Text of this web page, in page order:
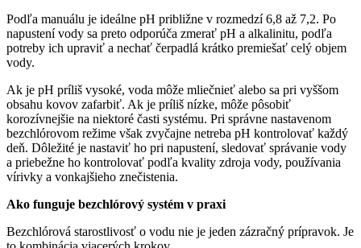
Podľa manuálu je ideálne pH približne v rozmedzí 6,8 až 7,2. Po
napustení vody sa preto odporúča zmerať pH a alkalinitu, podľa
potreby ich upraviť a nechať čerpadlá krátko premiešať celý objem
vody.
Ak je pH príliš vysoké, voda môže mliečnieť alebo sa pri vyššom
obsahu kovov zafarbiť. Ak je príliš nízke, môže pôsobiť
korozívnejšie na niektoré časti systému. Pri správne nastavenom
bezchlórovom režime však zvyčajne netreba pH kontrolovať každý
deň. Dôležité je nastaviť ho pri napustení, sledovať správanie vody
a priebežne ho kontrolovať podľa kvality zdroja vody, používania
vírivky a vonkajšieho znečistenia.
Ako funguje bezchlórový systém v praxi
Bezchlórová starostlivosť o vodu nie je jeden zázračný prípravok. Je